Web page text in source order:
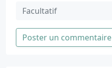
Poster un commentaire